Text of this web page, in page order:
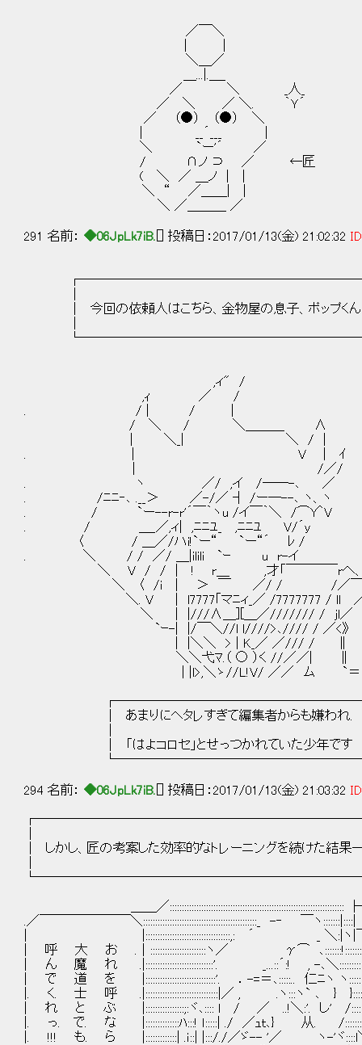
／￣＼
＼＿／
／ ＼ _人_
／ ＼ ／ ＼. ｀Ｙ´
／ （●） （●） ＼
＼ `ー'´ ／
/ ∩ノ ⊃ ／ ←匠
( ＼ ／ ＿ノ | |
＼ “ ／＿＿| |
＼ ／＿＿＿ ／
291 名前： ◆06JpLk7iB. [] 投稿日：2017/01/13(金) 21:02:32
│ 今回の依頼人はこちら、金物屋の息子、ポップ
,ィ" /
,ｨ ／ /
. / | / |
/ ＼ / ＼＿＿＿ ∧
| ＼_| ＼ / |
. | V | ｲ
| /／/
. ヽ ／/ ,イ /――-､ ／
. /ﾆﾆ‐､ .__＞ ／-/／ ┤ /ー―--､ ヽ、ヽ 【
. / `ー--r-r'´￣｀ヽu /イ￣｀＼ /⌒Y＾V
. / ＿_／,ィ| ,ﾆﾆﾕ_ ,ﾆﾆﾕ V/´y
〈 / ＿／/ハi!`ー“ `ー“´ ﾚ /
. ＼ / / ／/ ＿|ilili `ｰ u r-イ
＼ V / / | ! r＿ ,才「￣￣￣￣rへ
＼ 〈 /i | ＞ ￣ ／/ / /／￣
＼. V | l7777｢マﾆィ_／ /7777777 / ll ／
＼ | |///∧＿][＿／/////// / jl／
`ｰ-| |/￣＼//l l////>､//// / ／<
| |＼＼ > | K_／ ／/// /
＼＼弋ﾏ.（ ○ ）く //／／|
| |l>,＼ゝ//L!V/ ／／ ム `＝
│ あまりにヘタレすぎて編集者からも嫌
│ 「はよコロセ」とせっつかれていた少
294 名前： ◆06JpLk7iB. [] 投稿日：2017/01/13(金) 21:03:32
│ しかし、匠の考案した効率的なトレーニングを続けた
＿＿／::::::::::::::::::::::::::::::::::::::::::::::::::::::::::::::::::::::::
.／￣￣￣￣￣￣￣＼:::::::::::::::::::::::::::::::::::::::::::::::_ -‐ ￣
| |:::::::::::::::::::::::::::::::::::,: ´ _ ＼:|
| 呼 大 お .｜:::::::::::::::::::::::ヽ／ γ⌒ ､
| ん 魔 れ .|::::::::::::::::::::::::::::'. _...::´:! , -､＼
| で 道 を |:::::::::::::::::::::::::::::'. ．-=＝､:::::.. 仁ﾆヽ ヽ
|. く. 士 呼 .|::::::::::::::::::::::::::::::|／ , .ヽ:::ヽ` ､ }
| れ と ぶ |::::::::::::::::;:ヾ､:::: l / ／ ..!＼:'. し' /
|. っ. で. な |::::::::::::::ﾊ:::! ｌ:::::| ./ ／ｭｔ､} 从. /
|. !!! も. ら |:::::::::::::| .ｉ::| |:::/./／ゞ-- '／ ヽ-'ヾ::::l＼